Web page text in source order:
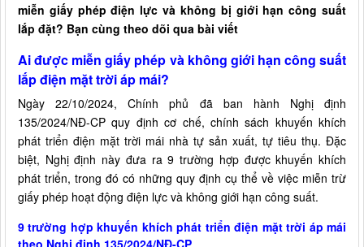
miễn giấy phép điện lực và không bị giới hạn công suất
lắp đặt? Bạn cùng theo dõi qua bài viết
Ai được miễn giấy phép và không giới hạn công suất
lắp điện mặt trời áp mái?
Ngày 22/10/2024, Chính phủ đã ban hành Nghị định
135/2024/NĐ-CP quy định cơ chế, chính sách khuyến khích
phát triển điện mặt trời mái nhà tự sản xuất, tự tiêu thụ. Đặc
biệt, Nghị định này đưa ra 9 trường hợp được khuyến khích
phát triển, trong đó có những quy định cụ thể về việc miễn trừ
giấy phép hoạt động điện lực và không giới hạn công suất.
9 trường hợp khuyến khích phát triển điện mặt trời áp mái
theo Nghị định 135/2024/NĐ-CP